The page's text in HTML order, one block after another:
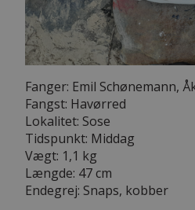
Fanger: Emil Schønemann,
Fangst: Havørred
Lokalitet: Sose
Tidspunkt: Middag
Vægt: 1,1 kg
Længde: 47 cm
Endegrej: Snaps, kobber